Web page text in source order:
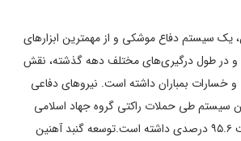
یک سیستم دفاع موشکی و از مهمترین ابزار‌های
و در طول درگیری‌های مختلف دهه گذشته، نقش
خسارات بمباران داشته است. نیرو‌های دفاعی
سیستم طی حملات راکتی گروه جهاد اسلامی
فلسطین در ماه مه، دقت ۹۵.۶ درصدی داشته است.توسعه گنبد آهنین